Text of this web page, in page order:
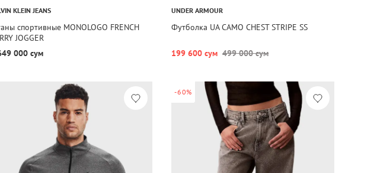
KLEIN JEANS
спортивные MONOLOGO FRENCH
JOGGER
000 сум
UNDER ARMOUR
Футболка UA CAMO CHEST STRIPE SS
199 600 сум 499 000 сум
-60%